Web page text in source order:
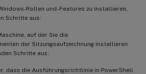
( 'web-websockets' ) IIS
Web Sockets
'NET-WCF-HTTP-Activation45'
Windows feature
$system - Like '*Microsoft Windows Server
Rollen und -Features zu installieren,
Schritte aus:
auf der Sie die
der Sitzungsaufzeichnung installieren
Schritte aus:
dass die Ausführungsrichtlinie in PowerShell